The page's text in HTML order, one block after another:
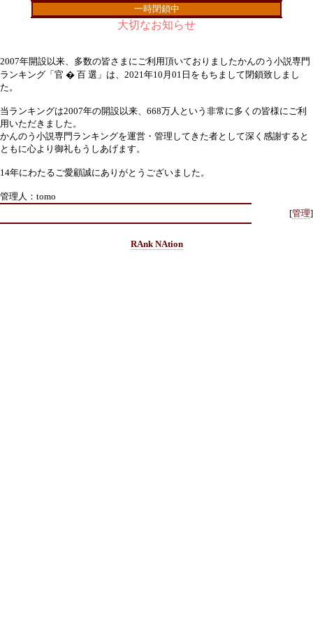
一時閉鎖中
大切なお知らせ
2007年開設以来、多数の皆さまにご利用頂いておりましたかんのう小説専門
ランキング「官 � 百 選」は、2021年10月01日をもちまして閉鎖致しまし
た。
当ランキングは2007年の開設以来、668万人という非常に多くの皆様にご利
用いただきました。
かんのう小説専門ランキングを運営・管理してきた者として深く感謝すると
ともに心より御礼もうしあげます。
14年にわたるご愛顧誠にありがとうございました。
管理人：tomo
[管理]
RAnk NAtion